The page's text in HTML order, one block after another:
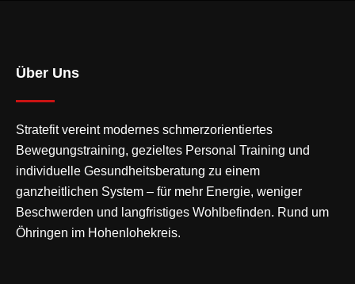
Über Uns
Stratefit vereint modernes schmerzorientiertes
Bewegungstraining, gezieltes Personal Training und
individuelle Gesundheitsberatung zu einem
ganzheitlichen System – für mehr Energie, weniger
Beschwerden und langfristiges Wohlbefinden. Rund um
Öhringen im Hohenlohekreis.